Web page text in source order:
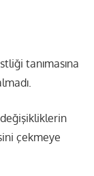
tanımasına
değişikliklerin
çekmeye